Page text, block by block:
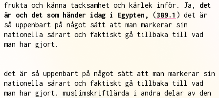
frukta och känna tacksamhet och kärlek inför. Ja, det
är och det som händer idag i Egypten,
(389.1 ) det är
så uppenbart på något sätt att man markerar sin
nationella särart och faktiskt gå tillbaka till vad
man har gjort.
det är så uppenbart på något sätt att man markerar sin
nationella särart och faktiskt gå tillbaka till vad
man har gjort. muslimskriftlärda i andra delar av den